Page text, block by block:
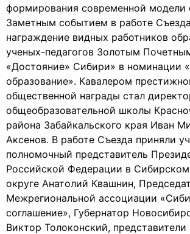
формирования современной модели
Заметным событием в работе
награждение видных работников
ученых-педагогов Золотым
«Достояние» Сибири» в номинации
образование». Кавалером
общественной награды стал
общеобразовательной школы
района Забайкальского края Иван
Аксенов. В работе Съезда приняли
полномочный представитель
Российской Федерации в
округе Анатолий Квашнин,
Межрегиональной ассоциации
соглашение», Губернатор
Виктор Толоконский,